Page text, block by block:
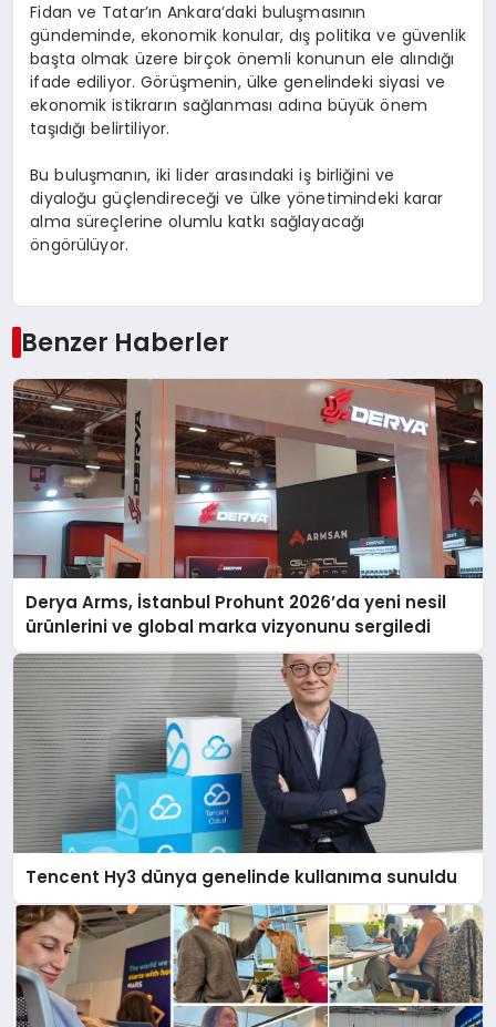
Fidan ve Tatar’ın Ankara’daki buluşmasının
gündeminde, ekonomik konular, dış politika ve güvenlik
başta olmak üzere birçok önemli konunun ele alındığı
ifade ediliyor. Görüşmenin, ülke genelindeki siyasi ve
ekonomik istikrarın sağlanması adına büyük önem
taşıdığı belirtiliyor.
Bu buluşmanın, iki lider arasındaki iş birliğini ve
diyaloğu güçlendireceği ve ülke yönetimindeki karar
alma süreçlerine olumlu katkı sağlayacağı
öngörülüyor.
Benzer Haberler
Derya Arms, İstanbul Prohunt 2026’da yeni nesil
ürünlerini ve global marka vizyonunu sergiledi
Tencent Hy3 dünya genelinde kullanıma sunuldu